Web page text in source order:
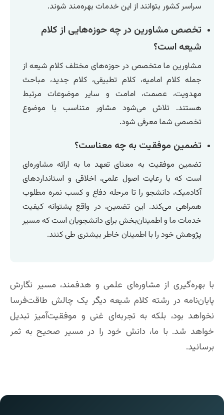
سراسر کشور بتوانند از این خدمات بهره‌مند شوند.
تخصص مشاورین در چه حوزه‌هایی از کلام
شیعه است؟
مشاورین ما متخصص در حوزه‌های مختلف کلام شیعه از
جمله کلام امامیه، کلام تطبیقی، کلام جدید، مباحث
مهدویت، عصمت، امامت و سایر موضوعات مرتبط
هستند. تلاش می‌شود مشاور متناسب با موضوع
تخصصی شما معرفی شود.
تضمین موفقیت به چه معناست؟
تضمین موفقیت به معنای تعهد ما به ارائه مشاوره‌ای
است که با رعایت اصول علمی، اخلاقی و استانداردهای
آکادمیک، دانشجو را تا مرحله دفاع و کسب نمره مطلوب
همراهی می‌کند. این تضمین، در واقع پشتوانه کیفیت
خدمات ما و اطمینان‌بخش برای دانشجویان است که مسیر
پژوهش خود را با اطمینان خاطر بیشتری طی کنند.
با بهره‌گیری از مشاوره‌ای علمی و هدفمند، مسیر نگارش
پایان‌نامه در رشته کلام شیعه دیگر یک چالش طاقت‌فرسا
نخواهد بود، بلکه به تجربه‌ای غنی و موفقیت‌آمیز تبدیل
خواهد شد. با ما، دانش خود را در مسیر صحیح به ثمر
برسانید.